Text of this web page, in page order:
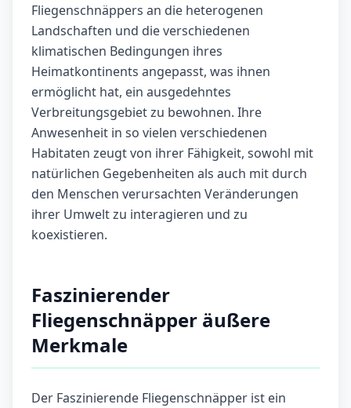
Fliegenschnäppers an die heterogenen
Landschaften und die verschiedenen
klimatischen Bedingungen ihres
Heimatkontinents angepasst, was ihnen
ermöglicht hat, ein ausgedehntes
Verbreitungsgebiet zu bewohnen. Ihre
Anwesenheit in so vielen verschiedenen
Habitaten zeugt von ihrer Fähigkeit, sowohl mit
natürlichen Gegebenheiten als auch mit durch
den Menschen verursachten Veränderungen
ihrer Umwelt zu interagieren und zu
koexistieren.
Faszinierender
Fliegenschnäpper äußere
Merkmale
Der Faszinierende Fliegenschnäpper ist ein